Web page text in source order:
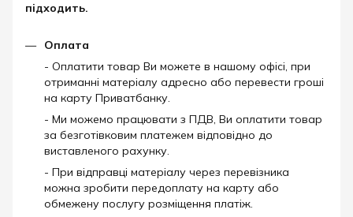
підходить.
Оплата
- Оплатити товар Ви можете в нашому офісі, при
отриманні матеріалу адресно або перевести гроші
на карту Приватбанку.
- Ми можемо працювати з ПДВ, Ви оплатити товар
за безготівковим платежем відповідно до
виставленого рахунку.
- При відправці матеріалу через перевізника
можна зробити передоплату на карту або
обмежену послугу розміщення платіж.